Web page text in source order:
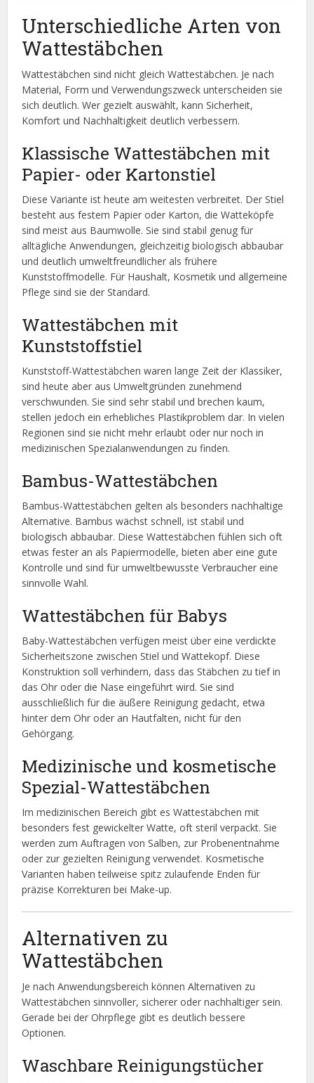
Unterschiedliche Arten von
Wattestäbchen
Wattestäbchen sind nicht gleich Wattestäbchen. Je nach
Material, Form und Verwendungszweck unterscheiden sie
sich deutlich. Wer gezielt auswählt, kann Sicherheit,
Komfort und Nachhaltigkeit deutlich verbessern.
Klassische Wattestäbchen mit
Papier- oder Kartonstiel
Diese Variante ist heute am weitesten verbreitet. Der Stiel
besteht aus festem Papier oder Karton, die Watteköpfe
sind meist aus Baumwolle. Sie sind stabil genug für
alltägliche Anwendungen, gleichzeitig biologisch abbaubar
und deutlich umweltfreundlicher als frühere
Kunststoffmodelle. Für Haushalt, Kosmetik und allgemeine
Pflege sind sie der Standard.
Wattestäbchen mit
Kunststoffstiel
Kunststoff-Wattestäbchen waren lange Zeit der Klassiker,
sind heute aber aus Umweltgründen zunehmend
verschwunden. Sie sind sehr stabil und brechen kaum,
stellen jedoch ein erhebliches Plastikproblem dar. In vielen
Regionen sind sie nicht mehr erlaubt oder nur noch in
medizinischen Spezialanwendungen zu finden.
Bambus-Wattestäbchen
Bambus-Wattestäbchen gelten als besonders nachhaltige
Alternative. Bambus wächst schnell, ist stabil und
biologisch abbaubar. Diese Wattestäbchen fühlen sich oft
etwas fester an als Papiermodelle, bieten aber eine gute
Kontrolle und sind für umweltbewusste Verbraucher eine
sinnvolle Wahl.
Wattestäbchen für Babys
Baby-Wattestäbchen verfügen meist über eine verdickte
Sicherheitszone zwischen Stiel und Wattekopf. Diese
Konstruktion soll verhindern, dass das Stäbchen zu tief in
das Ohr oder die Nase eingeführt wird. Sie sind
ausschließlich für die äußere Reinigung gedacht, etwa
hinter dem Ohr oder an Hautfalten, nicht für den
Gehörgang.
Medizinische und kosmetische
Spezial-Wattestäbchen
Im medizinischen Bereich gibt es Wattestäbchen mit
besonders fest gewickelter Watte, oft steril verpackt. Sie
werden zum Auftragen von Salben, zur Probenentnahme
oder zur gezielten Reinigung verwendet. Kosmetische
Varianten haben teilweise spitz zulaufende Enden für
präzise Korrekturen bei Make-up.
Alternativen zu
Wattestäbchen
Je nach Anwendungsbereich können Alternativen zu
Wattestäbchen sinnvoller, sicherer oder nachhaltiger sein.
Gerade bei der Ohrpflege gibt es deutlich bessere
Optionen.
Waschbare Reinigungstücher